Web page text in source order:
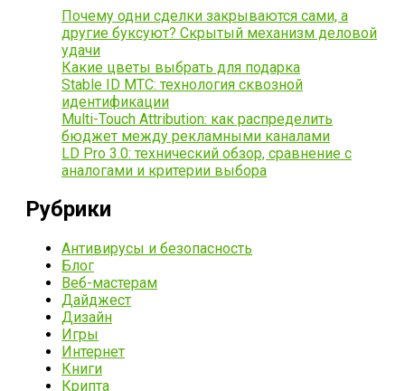
Почему одни сделки закрываются сами, а
другие буксуют? Скрытый механизм деловой
удачи
Какие цветы выбрать для подарка
Stable ID МТС: технология сквозной
идентификации
Multi-Touch Attribution: как распределить
бюджет между рекламными каналами
LD Pro 3.0: технический обзор, сравнение с
аналогами и критерии выбора
Рубрики
Антивирусы и безопасность
Блог
Веб-мастерам
Дайджест
Дизайн
Игры
Интернет
Книги
Крипта